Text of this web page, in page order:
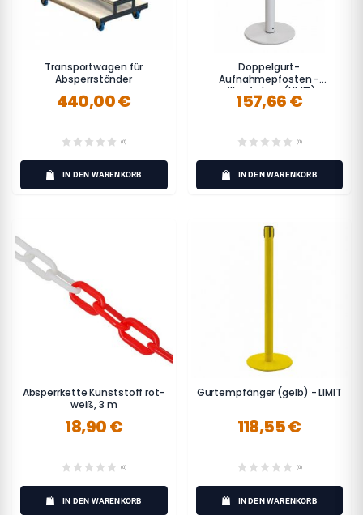
Transportwagen für
Absperrständer
440,00 €
(0)
IN DEN WARENKORB
Doppelgurt-
Aufnahmepfosten -
silberfarben (LIMIT)
157,66 €
(0)
IN DEN WARENKORB
Absperrkette Kunststoff rot-
weiß, 3 m
18,90 €
(0)
IN DEN WARENKORB
Gurtempfänger (gelb) - LIMIT
118,55 €
(0)
IN DEN WARENKORB